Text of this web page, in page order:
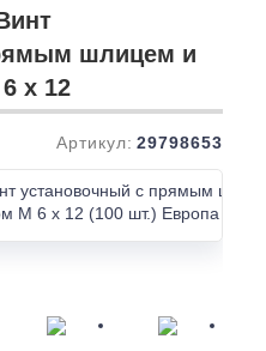
шлицем и
x 12
Артикул: 29798653